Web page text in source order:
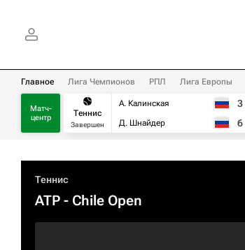
Главное Лига Чемпионов РПЛ Лига Европы
Матч-
центр
Теннис
Завершен
А. Калинская
Д. Шнайдер
3
6
Теннис
ATP - Chile Open